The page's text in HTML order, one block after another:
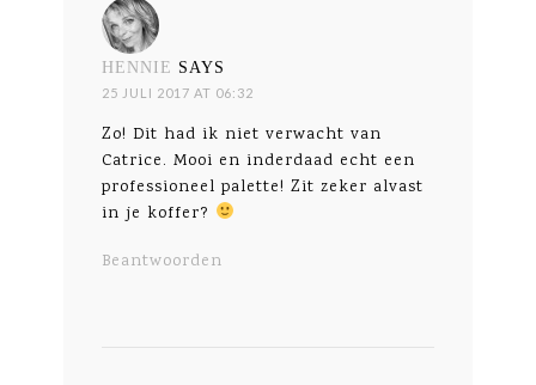
HENNIE SAYS
25 JULI 2017 AT 06:32
Zo! Dit had ik niet verwacht van
Catrice. Mooi en inderdaad echt een
professioneel palette! Zit zeker alvast
in je koffer?
Beantwoorden